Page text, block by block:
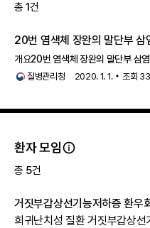
총1건
20번 염색체 장완의 말단부 삼
개요20번 염색체 장완의 말단부 삼
20q)은 20번 염색체 장완의 말단부
질병관리청 2020. 1. 1. 조회
환자 모임
총 5건
거짓부갑상선기능저하증 환우회
희귀난치성 질환 거짓부갑상